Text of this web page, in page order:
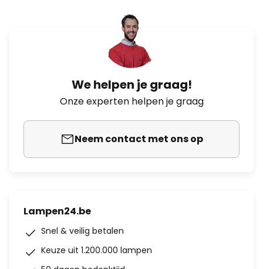
We helpen je graag!
Onze experten helpen je graag
Neem contact met ons op
Lampen24.be
Snel & veilig betalen
Keuze uit 1.200.000 lampen